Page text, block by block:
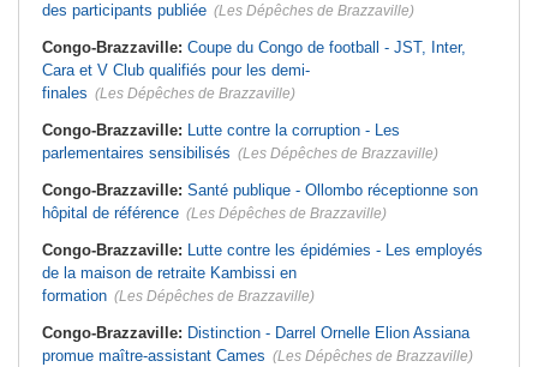
des participants publiée (Les Dépêches de Brazzaville)
Congo-Brazzaville: Coupe du Congo de football - JST, Inter,
Cara et V Club qualifiés pour les demi-
finales (Les Dépêches de Brazzaville)
Congo-Brazzaville: Lutte contre la corruption - Les
parlementaires sensibilisés (Les Dépêches de Brazzaville)
Congo-Brazzaville: Santé publique - Ollombo réceptionne son
hôpital de référence (Les Dépêches de Brazzaville)
Congo-Brazzaville: Lutte contre les épidémies - Les employés
de la maison de retraite Kambissi en
formation (Les Dépêches de Brazzaville)
Congo-Brazzaville: Distinction - Darrel Ornelle Elion Assiana
promue maître-assistant Cames (Les Dépêches de Brazzaville)